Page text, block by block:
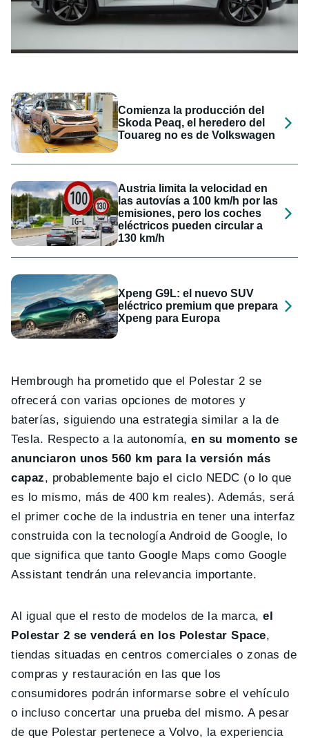
Comienza la producción del
Skoda Peaq, el heredero del
Touareg no es de Volkswagen
Austria limita la velocidad en
las autovías a 100 km/h por las
emisiones, pero los coches
eléctricos pueden circular a
130 km/h
Xpeng G9L: el nuevo SUV
eléctrico premium que prepara
Xpeng para Europa
Hembrough ha prometido que el Polestar 2 se
ofrecerá con varias opciones de motores y
baterías, siguiendo una estrategia similar a la de
Tesla. Respecto a la autonomía,en su momento se
anunciaron unos 560 km para la versión más
capaz, probablemente bajo el ciclo NEDC (o lo que
es lo mismo, más de 400 km reales). Además, será
el primer coche de la industria en tener una interfaz
construida con la tecnología Android de Google, lo
que significa que tanto Google Maps como Google
Assistant tendrán una relevancia importante.
Al igual que el resto de modelos de la marca,el
Polestar 2 se venderá en los Polestar Space,
tiendas situadas en centros comerciales o zonas de
compras y restauración en las que los
consumidores podrán informarse sobre el vehículo
o incluso concertar una prueba del mismo. A pesar
de que Polestar pertenece a Volvo, la experiencia